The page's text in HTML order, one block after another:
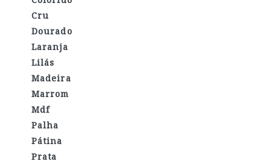
Cru
Dourado
Laranja
Lilás
Madeira
Marrom
Mdf
Palha
Pátina
Prata